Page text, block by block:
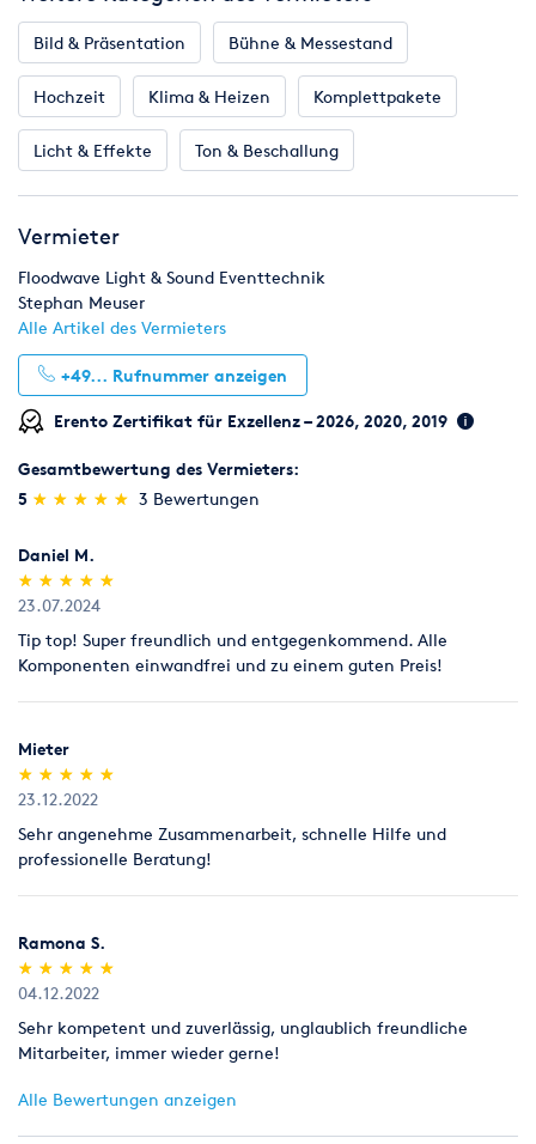
Anzeigetechnologie 3 Chip DLP
Native Auflösung 1400 x 1050
Bildhelligkeit 10000 ANSI Lumen
Kontrastverhältnis 5000:1
Bild
Anschlüsse DVI
Schnittstelle
Schnittstelle RS232C (Mini DIN 9-polig)
Videoeingänge DVI-D, VGA D-Sub 15-polig
Lampe
Bild & Präsentation Bühne & Messestand
Hochzeit Klima & Heizen Komplettpakete
Licht & Effekte Ton & Beschallung
Vermieter
Floodwave Light & Sound Eventtechnik
Stephan Meuser
Alle Artikel des Vermieters
+49... Rufnummer anzeigen
Erento Zertifikat für Exzellenz – 2026, 2020, 2019
Gesamtbewertung des Vermieters:
5 (*)
★
★
(*) ★
★
(*) ★
★
(*) ★
★
(*) ★
★ 3 Bewertungen
Daniel M.
(*)
★
★
(*) ★
★
(*) ★
★
(*) ★
★
(*) ★
★
23.07.2024
Tip top! Super freundlich und entgegenkommend. Alle
Komponenten einwandfrei und zu einem guten Preis!
Mieter
(*)
★
★
(*) ★
★
(*) ★
★
(*) ★
★
(*) ★
★
23.12.2022
Sehr angenehme Zusammenarbeit, schnelle Hilfe und
professionelle Beratung!
Ramona S.
(*)
★
★
(*) ★
★
(*) ★
★
(*) ★
★
(*) ★
★
04.12.2022
Sehr kompetent und zuverlässig, unglaublich freundliche
Mitarbeiter, immer wieder gerne!
Alle Bewertungen anzeigen